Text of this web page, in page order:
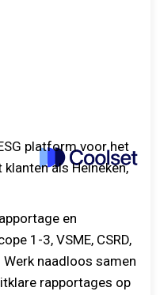
platform voor het
als Heineken,
en
1-3, VSME, CSRD,
Werk naadloos samen
rapportages op